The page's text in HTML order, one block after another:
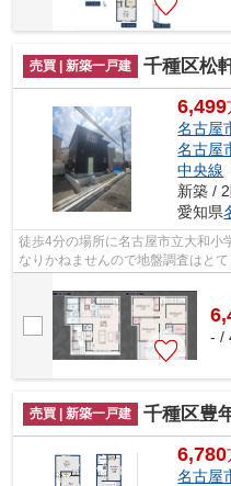
売買 | 新築一戸建 千種区松
6,499
名古屋
名古屋
中央線
新築 /
愛知県
徒歩4分の場所に名古屋市立大和小
なりかねませんので地盤調査はと
建て物件で設備も充実しています。
- /
売買 | 新築一戸建 千種区豊
6,780
名古屋